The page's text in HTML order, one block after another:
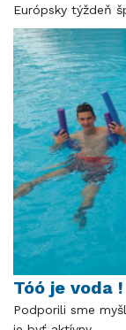
Európsky týždeň
Tóó je voda !
Podporili sme